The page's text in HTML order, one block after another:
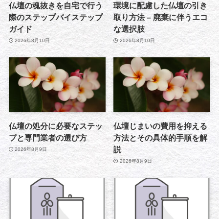
仏壇の魂抜きを自宅で行う
際のステップバイステップ
ガイド
2026年8月10日
環境に配慮した仏壇の引き
取り方法 – 廃棄に伴うエコ
な選択肢
2026年8月10日
仏壇の処分に必要なステッ
プと専門業者の選び方
2026年8月9日
仏壇じまいの費用を抑える
方法とその具体的手順を解
説
2026年8月9日